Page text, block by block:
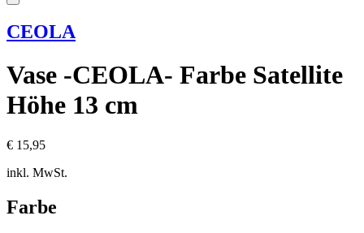
CEOLA
Vase -CEOLA- Farbe Satellite
Höhe 13 cm
€ 15,95
inkl. MwSt.
Farbe